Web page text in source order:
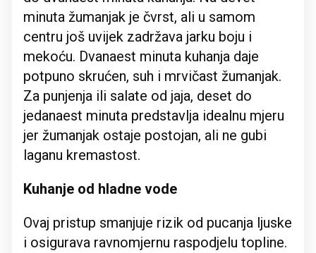
minuta žumanjak je čvrst, ali u samom
centru još uvijek zadržava jarku boju i
mekoću. Dvanaest minuta kuhanja daje
potpuno skrućen, suh i mrvičast žumanjak.
Za punjenja ili salate od jaja, deset do
jedanaest minuta predstavlja idealnu mjeru
jer žumanjak ostaje postojan, ali ne gubi
laganu kremastost.
Kuhanje od hladne vode
Ovaj pristup smanjuje rizik od pucanja ljuske
i osigurava ravnomjernu raspodjelu topline.